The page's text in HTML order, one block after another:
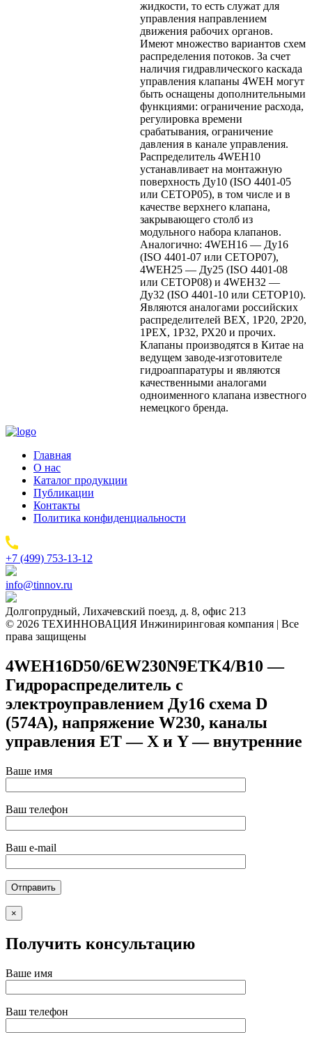
жидкости, то есть служат для
управления направлением
движения рабочих органов.
Имеют множество вариантов схем
распределения потоков. За счет
наличия гидравлического каскада
управления клапаны 4WEH могут
быть оснащены дополнительными
функциями: ограничение расхода,
регулировка времени
срабатывания, ограничение
давления в канале управления.
Распределитель 4WEH10
устанавливает на монтажную
поверхность Ду10 (ISO 4401-05
или CETOP05), в том числе и в
качестве верхнего клапана,
закрывающего столб из
модульного набора клапанов.
Аналогично: 4WEH16 — Ду16
(ISO 4401-07 или CETOP07),
4WEH25 — Ду25 (ISO 4401-08
или CETOP08) и 4WEH32 —
Ду32 (ISO 4401-10 или CETOP10).
Являются аналогами российских
распределителей ВЕХ, 1Р20, 2Р20,
1РЕХ, 1Р32, РХ20 и прочих.
Клапаны производятся в Китае на
ведущем заводе-изготовителе
гидроаппаратуры и являются
качественными аналогами
одноименного клапана известного
немецкого бренда.
Главная
О нас
Каталог продукции
Публикации
Контакты
Политика конфиденциальности
+7 (499) 753-13-12
info@tinnov.ru
Долгопрудный, Лихачевский поезд, д. 8, офис 213
© 2026 ТЕХИННОВАЦИЯ Инжиниринговая компания | Все
права защищены
4WEH16D50/6EW230N9ETK4/B10 —
Гидрораспределитель с
электроуправлением Ду16 схема D
(574А), напряжение W230, каналы
управления ET — X и Y — внутренние
Ваше имя
Ваш телефон
Ваш e-mail
×
Получить консультацию
Ваше имя
Ваш телефон